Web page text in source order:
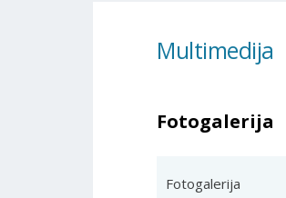
Multimedija
Fotogalerija
Fotogalerija